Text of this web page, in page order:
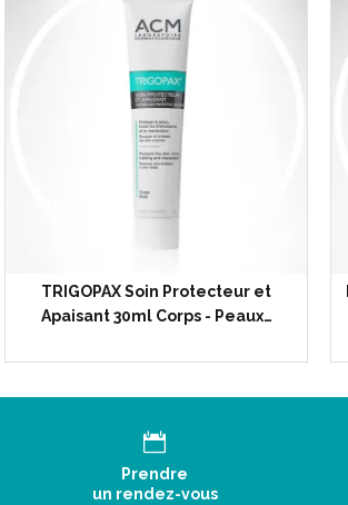
TRIGOPAX Soin Protecteur et
Apaisant 30ml Corps - Peaux…
Prendre
un rendez-vous